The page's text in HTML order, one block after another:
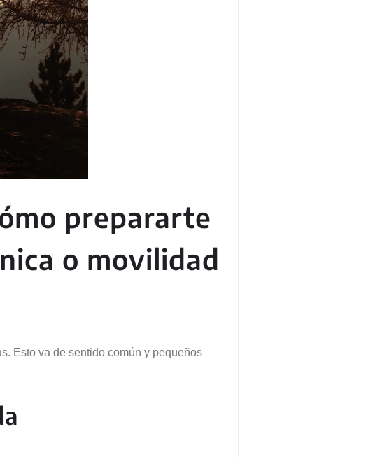
prepararte
o movilidad
Esto va de sentido común y pequeños